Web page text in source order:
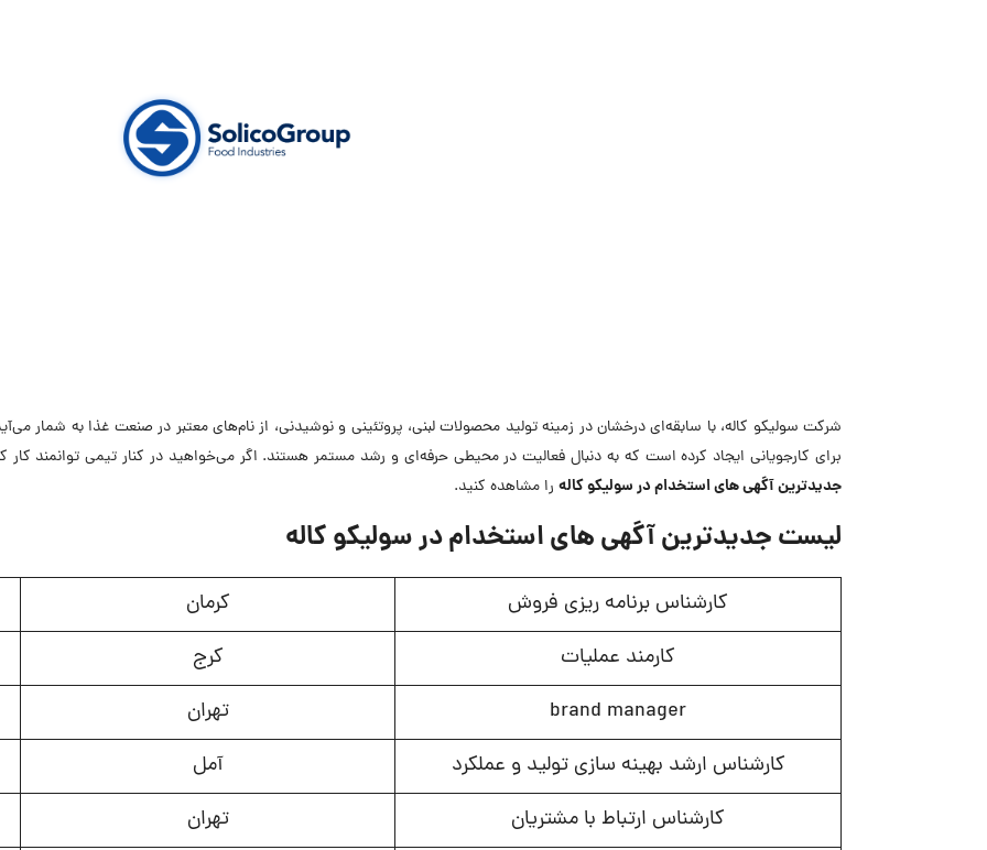
شرکت سولیکو کاله، با سابقه‌ای درخشان در زمینه تولید محصولات لبنی، پروتئینی و نوشیدنی، از نام‌های معتبر در صنعت غذا به شمار
برای کارجویانی ایجاد کرده است که به دنبال فعالیت در محیطی حرفه‌ای و رشد مستمر هستند. اگر می‌خواهید در کنار تیمی توانمند کار
جدیدترینآگهی های استخدام در سولیکو کاله را مشاهده کنید.
لیست جدیدترین آگهی های استخدام در سولیکو کاله
کارشناس برنامه ریزی فروش کرمان
کارمند عملیات
کرج
brand manager
تهران
کارشناس ارشد بهینه سازی تولید و عملکرد
آمل
کارشناس ارتباط با مشتریان
تهران